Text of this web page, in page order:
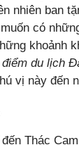
nhiên ban
có
khoảnh
điểm du lịch
vị này đến
Thác